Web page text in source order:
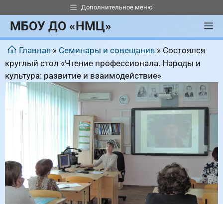
к
содержимому
Дополнительное меню
МБОУ ДО «НМЦ»
Главная » Семинары и совещания » Состоялся
круглый стол «Чтение профессионала. Народы и
культура: развитие и взаимодействие»